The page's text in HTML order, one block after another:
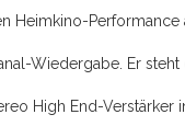
Heimkino-Performance
Wiedergabe. Er
High End-Verstärker